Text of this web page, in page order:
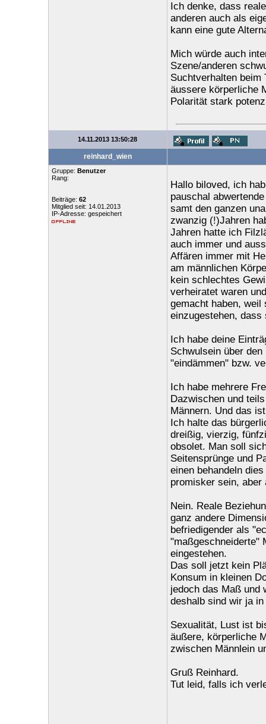
Ich denke, dass
anderen auch als
kann eine gute
Mich würde auch
Szene/anderen
Suchtverhalten beim
äussere körperliche
Polarität stark
14.11.2013 13:50:28
reinhard_wien
Gruppe: Benutzer
Rang:
Beiträge: 62
Mitglied seit: 14.01.2013
IP-Adresse: gespeichert
Hallo biloved, ich
pauschal
samt den ganzen
zwanzig (!)Jahren
Jahren hatte ich
auch immer und
Affären immer mit
am männlichen
kein schlechtes
verheiratet waren
gemacht haben,
einzugestehen, dass
Ich habe deine
Schwulsein über
"eindämmen" bzw.
Ich habe mehrere
Dazwischen und
Männern. Und das
Ich halte das
dreißig, vierzig,
obsolet. Man soll
Seitensprünge und
einen behandeln
promisker sein, aber
Nein. Reale
ganz andere
befriedigender als
"maßgeschneiderte"
eingestehen.
Das soll jetzt kein
Konsum in kleinen
jedoch das Maß und
deshalb sind wir ja
Sexualität, Lust ist
äußere, körperliche
zwischen Männlein
Gruß Reinhard.
Tut leid, falls ich